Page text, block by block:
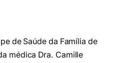
de Saúde da Família de
médica Dra. Camille